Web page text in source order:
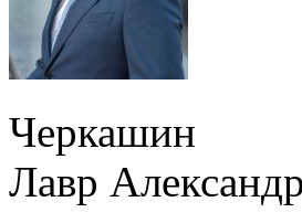
Черкашин
Лавр